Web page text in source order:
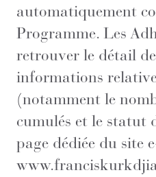
automatiquement
Programme. Les
retrouver le détail
informations
(notamment le
cumulés et le statut
page dédiée du site